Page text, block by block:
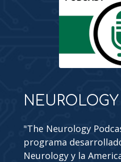
"The Neurology
programa
Neurology y la